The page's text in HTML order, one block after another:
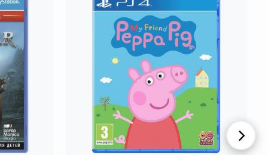
и изданную TAITO в 1987 году, одну
бороться с преступной организацией.
разработала оружие массового
уничтожить оружие и освободить